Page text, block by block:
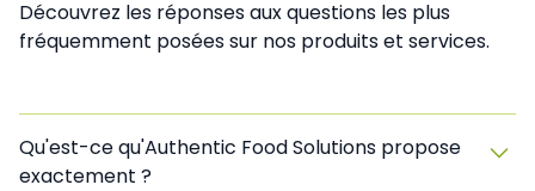
Découvrez les réponses aux questions les plus
fréquemment posées sur nos produits et services.
Qu'est-ce qu'Authentic Food Solutions propose
exactement ?